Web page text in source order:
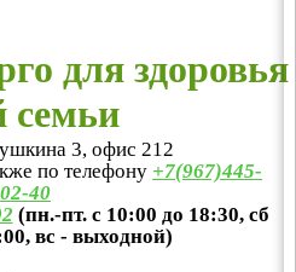
для здоровья
семьи
3, офис 212
по телефону +7(967)445-
02-40
(пн.-пт. с 10:00 до 18:30, сб
вс - выходной)